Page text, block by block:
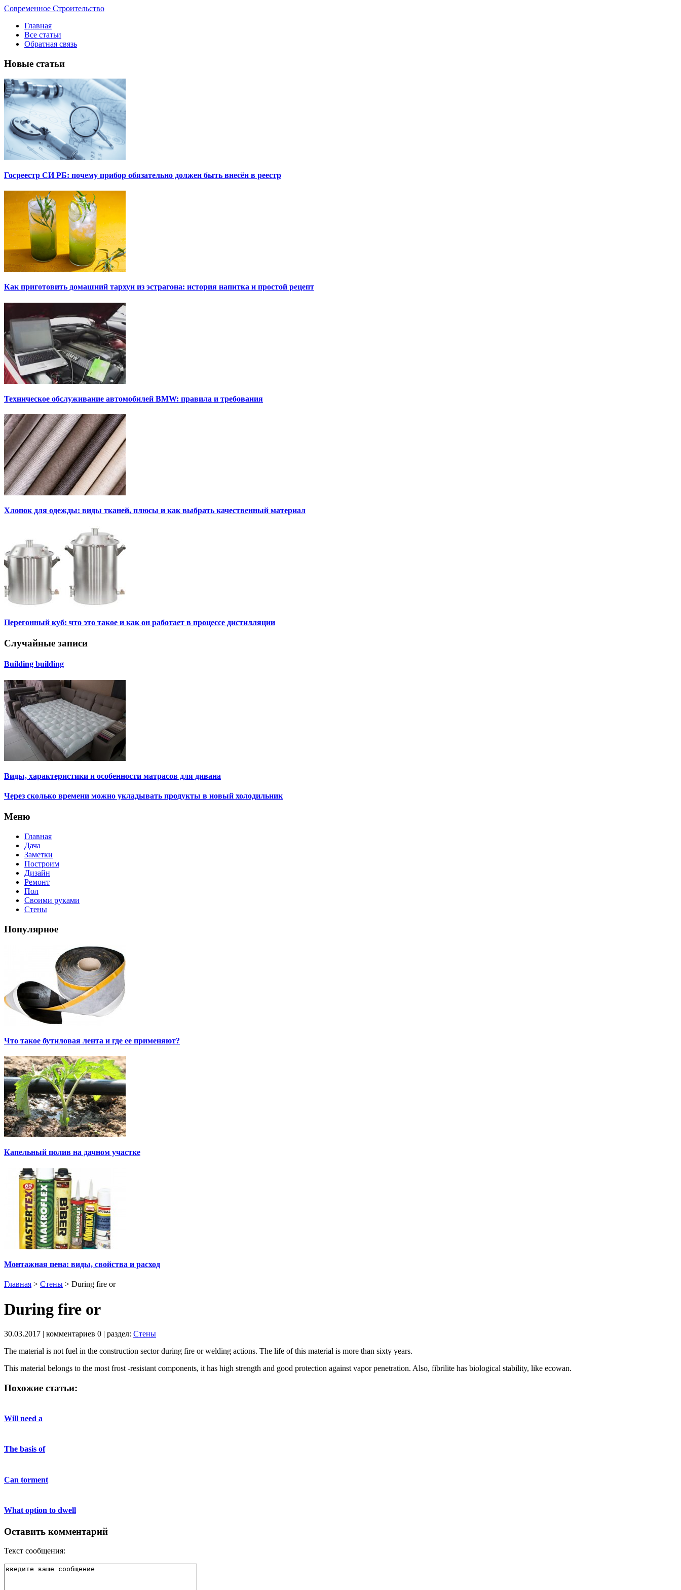
Современное Строительство
Главная
Все статьи
Обратная связь
Новые статьи
Госреестр СИ РБ: почему прибор обязательно должен быть внесён в реестр
Как приготовить домашний тархун из эстрагона: история напитка и простой рецепт
Техническое обслуживание автомобилей BMW: правила и требования
Хлопок для одежды: виды тканей, плюсы и как выбрать качественный материал
Перегонный куб: что это такое и как он работает в процессе дистилляции
Случайные записи
Building building
Виды, характеристики и особенности матрасов для дивана
Через сколько времени можно укладывать продукты в новый холодильник
Меню
Главная
Дача
Заметки
Построим
Дизайн
Ремонт
Пол
Своими руками
Стены
Популярное
Что такое бутиловая лента и где ее применяют?
Капельный полив на дачном участке
Монтажная пена: виды, свойства и расход
Главная > Стены > During fire or
During fire or
30.03.2017 | комментариев 0 | раздел: Стены
The material is not fuel in the construction sector during fire or welding actions. The life of this material is more than sixty years.
This material belongs to the most frost -resistant components, it has high strength and good protection against vapor penetration. Also, fibrilite has biological stability, like ecowan.
Похожие статьи:
Will need a
The basis of
Can torment
What option to dwell
Оставить комментарий
Текст сообщения: